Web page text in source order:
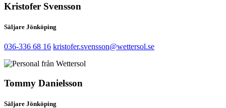
Kristofer Svensson
Säljare Jönköping
036-336 68 16 kristofer.svensson@wettersol.se
Tommy Danielsson
Säljare Jönköping